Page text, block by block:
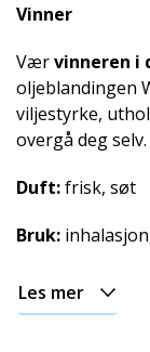
Vinner
Værvinneren
oljeblandingen
viljestyrke,
overgå deg selv.
Duft:frisk, søt
Bruk:
Les mer